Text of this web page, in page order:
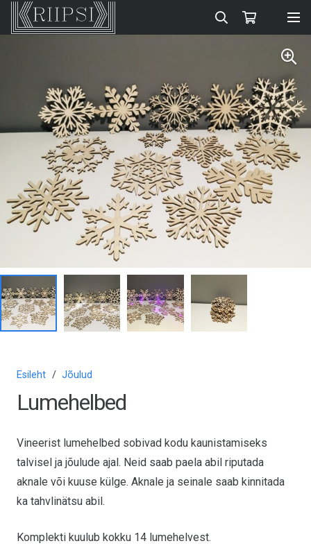
Esileht / Jõulud
Lumehelbed
Vineerist lumehelbed sobivad kodu kaunistamiseks
talvisel ja jõulude ajal. Neid saab paela abil riputada
aknale või kuuse külge. Aknale ja seinale saab kinnitada
ka tahvlinätsu abil.
Komplekti kuulub kokku 14 lumehelvest.